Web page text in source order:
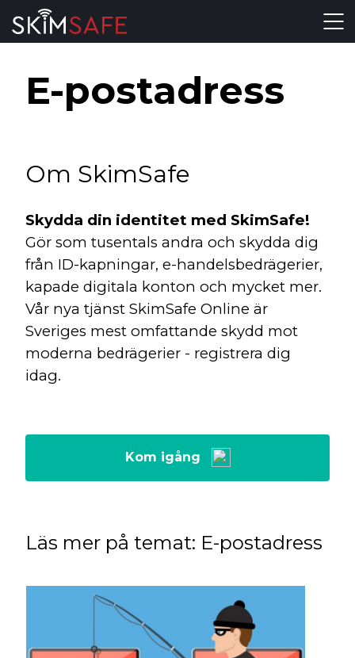
Skip to content
E-postadress
Om SkimSafe
Skydda din identitet med SkimSafe!
Gör som tusentals andra och skydda dig
från ID-kapningar, e-handelsbedrägerier,
kapade digitala konton och mycket mer.
Vår nya tjänst SkimSafe Online är
Sveriges mest omfattande skydd mot
moderna bedrägerier - registrera dig
idag.
Kom igång
Läs mer på temat: E-postadress